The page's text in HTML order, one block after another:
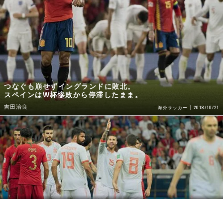
つなぐも崩せずイングランドに敗北。
スペインはW杯惨敗から停滞したまま。
吉田治良 海外サッカー 2018/10/21